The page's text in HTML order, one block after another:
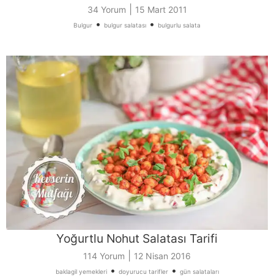
34 Yorum 15 Mart 2011
Bulgur • bulgur salatası • bulgurlu salata
Yoğurtlu Nohut Salatası Tarifi
114 Yorum 12 Nisan 2016
baklagil yemekleri• doyurucu tarifler• gün salataları